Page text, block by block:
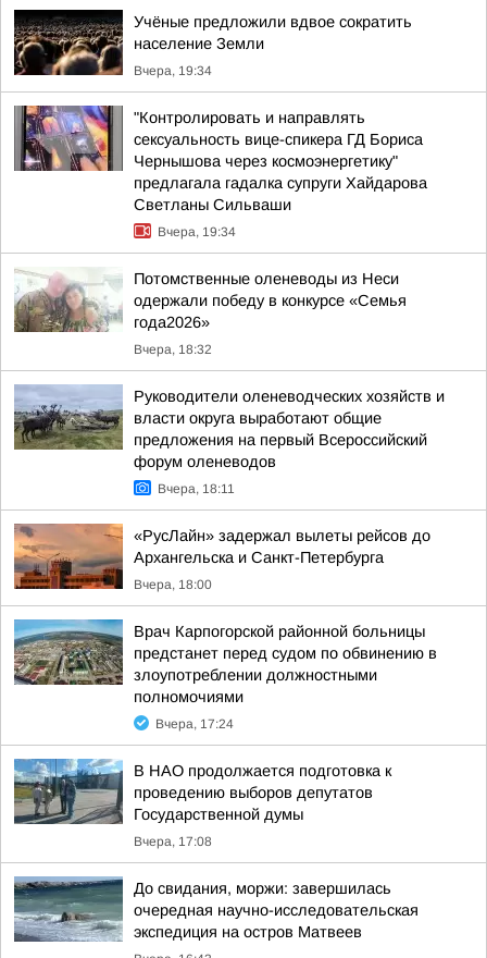
Учёные предложили вдвое сократить
население Земли
Вчера, 19:34
"Контролировать и направлять
сексуальность вице-спикера ГД Бориса
Чернышова через космоэнергетику"
предлагала гадалка супруги Хайдарова
Светланы Сильваши
Вчера, 19:34
Потомственные оленеводы из Неси
одержали победу в конкурсе «Семья
года2026»
Вчера, 18:32
Руководители оленеводческих хозяйств и
власти округа выработают общие
предложения на первый Всероссийский
форум оленеводов
Вчера, 18:11
«РусЛайн» задержал вылеты рейсов до
Архангельска и Санкт-Петербурга
Вчера, 18:00
Врач Карпогорской районной больницы
предстанет перед судом по обвинению в
злоупотреблении должностными
полномочиями
Вчера, 17:24
В НАО продолжается подготовка к
проведению выборов депутатов
Государственной думы
Вчера, 17:08
До свидания, моржи: завершилась
очередная научно-исследовательская
экспедиция на остров Матвеев